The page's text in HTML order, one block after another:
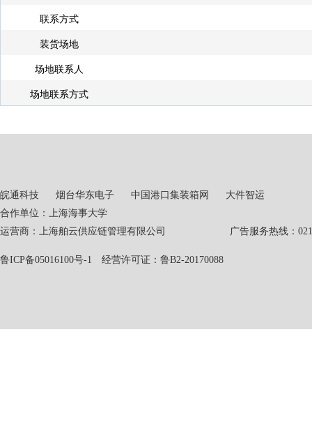
联系方式
装货场地
场地联系人
场地联系方式
皖通科技 烟台华东电子 中国港口集装箱网
大件智运
合作单位：上海海事大学
运营商：上海舶云供应链管理有限公司 广告服务热线：021-
鲁ICP备05016100号-1 经营许可证：鲁B2-20170088